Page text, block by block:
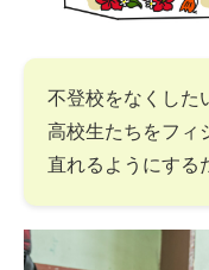
不登校をなくした
高校生たちをフィ
直れるようにする